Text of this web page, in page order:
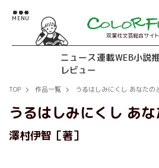
双葉社文芸総合サイト
ニュース連載WEB小説
レビュー
TOP 作品一覧 うるはしみにくし あなたの
うるはしみにくし あ
澤村伊智［著］